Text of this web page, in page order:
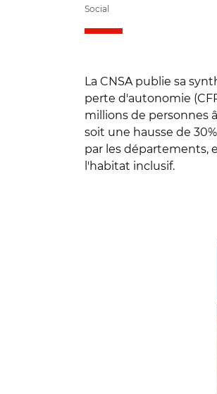
Social
La CNSA publie sa
perte d'autonomie
millions de personnes
soit une hausse de
par les départements,
l'habitat inclusif.